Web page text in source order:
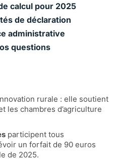
rurale : elle soutient
les chambres d’agriculture
participent tous
un forfait de 90 euros
de 2025.
calcul pour 2025
de déclaration
administrative
questions